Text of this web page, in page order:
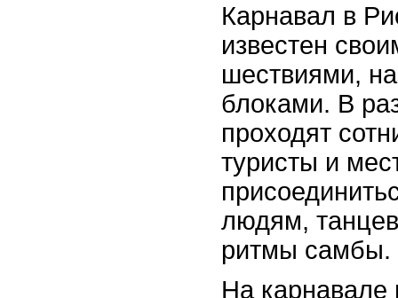
Карнавал в
известен
шествиями,
блоками. В
проходят
туристы и
людям,
ритмы самбы.
На